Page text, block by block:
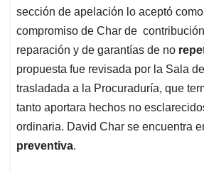
sección de apelación lo aceptó como
compromiso de Char de
reparación y de garantías de no
propuesta fue revisada por la Sala
trasladada a la Procuraduría, que
tanto aportara hechos no
ordinaria. David Char se encuentra
preventiva.